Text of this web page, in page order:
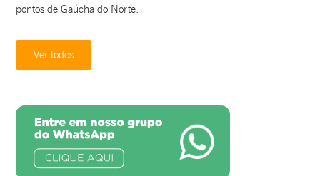
pontos de Gaúcha do Norte.
Ver todos